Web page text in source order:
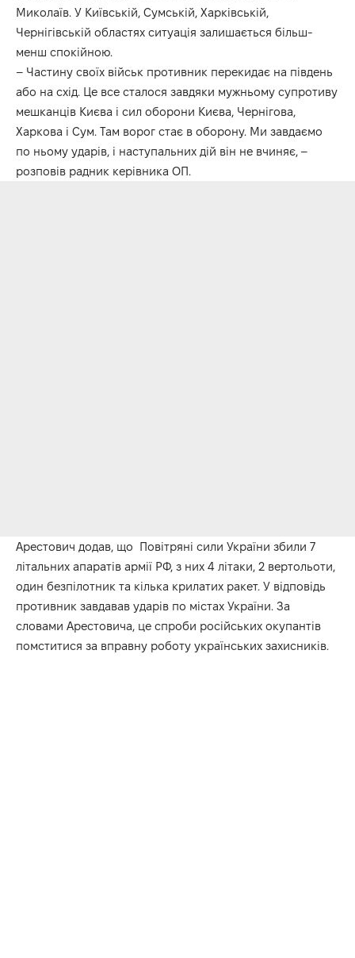
Миколаїв. У Київській, Сумській, Харківській,
Чернігівській областях ситуація залишається більш-
менш спокійною.
– Частину своїх військ противник перекидає на південь
або на схід. Це все сталося завдяки мужньому супротиву
мешканців Києва і сил оборони Києва, Чернігова,
Харкова і Сум. Там ворог стає в оборону. Ми завдаємо
по ньому ударів, і наступальних дій він не вчиняє, –
розповів радник керівника ОП.
Арестович додав, що Повітряні сили України збили 7
літальних апаратів армії РФ, з них 4 літаки, 2 вертольоти,
один безпілотник та кілька крилатих ракет. У відповідь
противник завдавав ударів по містах України. За
словами Арестовича, це спроби російських окупантів
помститися за вправну роботу українських захисників.